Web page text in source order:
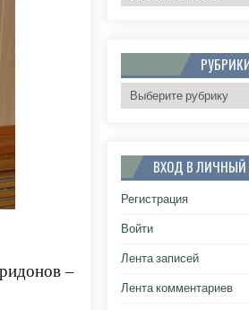
–
Рубрики
ВХОД В ЛИЧНЫЙ
Регистрация
Войти
Лента записей
Лента комментариев